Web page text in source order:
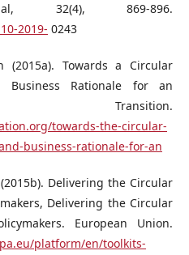
32(4), 869-896.
2019- 0243
(2015a). Towards a Circular
Business Rationale for an
Transition.
towards-the-circular-
business-rationale-for-an
Delivering the Circular
Delivering the Circular
European Union.
platform/en/toolkits-